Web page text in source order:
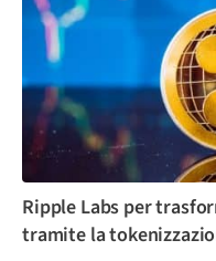
Ripple Labs per
tramite la